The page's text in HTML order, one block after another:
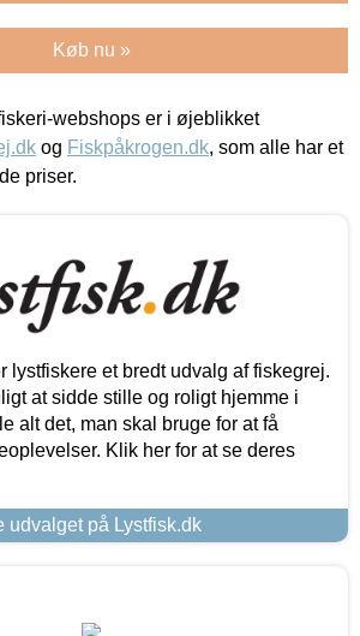
Køb nu »
webshops er i øjeblikket
og Fiskpåkrogen.dk, som alle har et
priser.
lystfiskere et bredt udvalg af fiskegrej.
at sidde stille og roligt hjemme i
alt det, man skal bruge for at få
Klik her for at se deres
udvalget på Lystfisk.dk